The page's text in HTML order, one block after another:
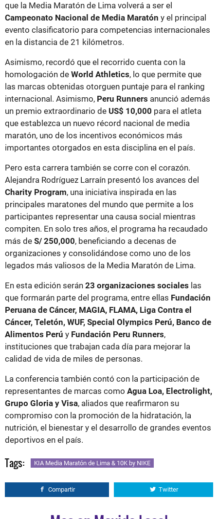
que la Media Maratón de Lima volverá a ser el
Campeonato Nacional de Media Maratón y el principal
evento clasificatorio para competencias internacionales
en la distancia de 21 kilómetros.
Asimismo, recordó que el recorrido cuenta con la
homologación de World Athletics, lo que permite que
las marcas obtenidas otorguen puntaje para el ranking
internacional. Asimismo, Peru Runners anunció además
un premio extraordinario de US$ 10,000 para el atleta
que establezca un nuevo récord nacional de media
maratón, uno de los incentivos económicos más
importantes otorgados en esta disciplina en el país.
Pero esta carrera también se corre con el corazón.
Alejandra Rodríguez Larraín presentó los avances del
Charity Program, una iniciativa inspirada en las
principales maratones del mundo que permite a los
participantes representar una causa social mientras
compiten. En solo tres años, el programa ha recaudado
más de S/ 250,000, beneficiando a decenas de
organizaciones y consolidándose como uno de los
legados más valiosos de la Media Maratón de Lima.
En esta edición serán 23 organizaciones sociales las
que formarán parte del programa, entre ellas Fundación
Peruana de Cáncer, MAGIA, FLAMA, Liga Contra el
Cáncer, Teletón, WUF, Special Olympics Perú, Banco de
Alimentos Perú y Fundación Peru Runners,
instituciones que trabajan cada día para mejorar la
calidad de vida de miles de personas.
La conferencia también contó con la participación de
representantes de marcas como Agua Loa, Electrolight,
Grupo Gloria y Visa, aliados que reafirmaron su
compromiso con la promoción de la hidratación, la
nutrición, el bienestar y el desarrollo de grandes eventos
deportivos en el país.
Tags: KIA Media Maratón de Lima & 10K by NIKE
Compartir Twitter